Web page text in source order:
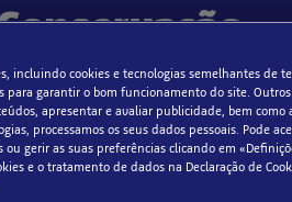
incluindo cookies e tecnologias semelhantes de
para garantir o bom funcionamento do site.
apresentar e avaliar publicidade, bem
processamos os seus dados pessoais. Pode
ou gerir as suas preferências clicando em
e o tratamento de dados na Declaração de